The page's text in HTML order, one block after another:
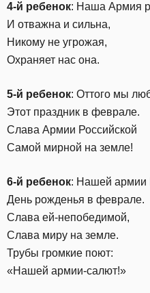
4-й ребенок: Наша Армия
И отважна и сильна,
Никому не угрожая,
Охраняет нас она.
5-й ребенок: Оттого мы
Этот праздник в феврале.
Слава Армии Российской
Самой мирной на земле!
6-й ребенок: Нашей армии
День рожденья в феврале.
Слава ей-непобедимой,
Слава миру на земле.
Трубы громкие поют:
«Нашей армии-салют!»